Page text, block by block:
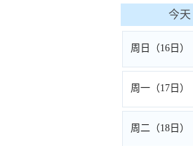
今天
周日（16日）
周一（17日）
周二（18日）